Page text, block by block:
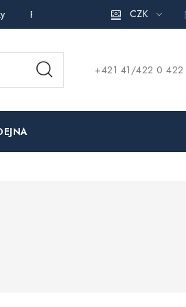
Pravidla ochrany osobních údajů
CZK
+421 41/422 0 422